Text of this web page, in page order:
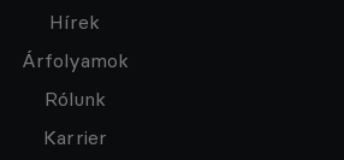
Hírek
Árfolyamok
Rólunk
Karrier